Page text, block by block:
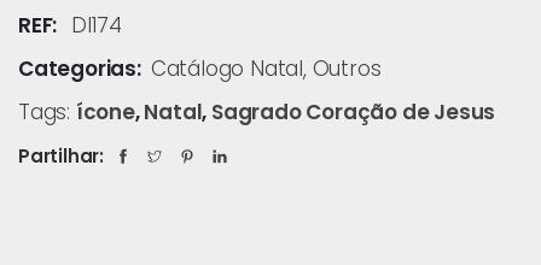
REF: DI174
Categorias: Catálogo Natal, Outros
Tags: ícone,Natal, Sagrado Coração de Jesus
Partilhar: